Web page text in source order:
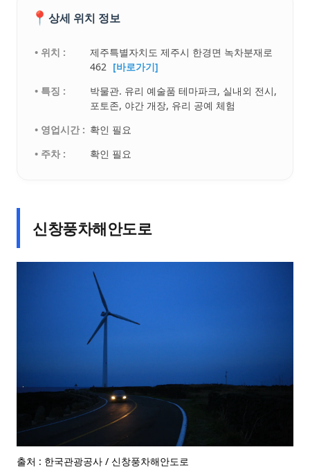
📍 상세 위치 정보
• 위치 :
제주특별자치도 제주시 한경면 녹차분재로
462 [바로가기]
• 특징 :
박물관. 유리 예술품 테마파크, 실내외 전시,
포토존, 야간 개장, 유리 공예 체험
• 영업시간 : 확인 필요
• 주차 :
확인 필요
신창풍차해안도로
출처 : 한국관광공사 / 신창풍차해안도로